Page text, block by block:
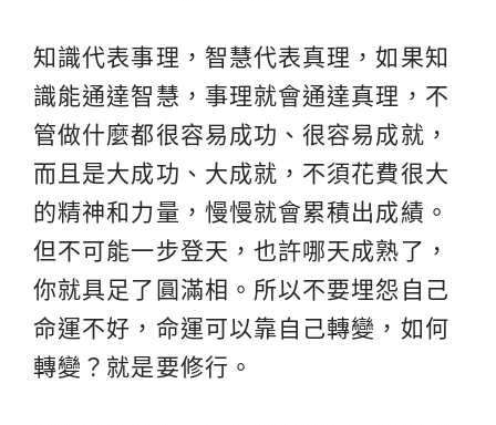
知識代表事理，智慧代表真理，如果知
識能通達智慧，事理就會通達真理，不
管做什麼都很容易成功、很容易成就，
而且是大成功、大成就，不須花費很大
的精神和力量，慢慢就會累積出成績。
但不可能一步登天，也許哪天成熟了，
你就具足了圓滿相。所以不要埋怨自己
命運不好，命運可以靠自己轉變，如何
轉變？就是要修行。